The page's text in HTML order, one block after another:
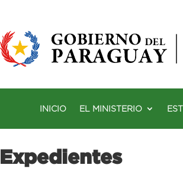
INICIO EL MINISTERIO
Expedientes